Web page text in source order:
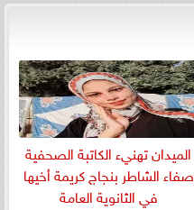
الميدان تهنيء الكاتبة الصحفية
صفاء الشاطر بنجاج كريمة أخيها
في الثانوية العامة